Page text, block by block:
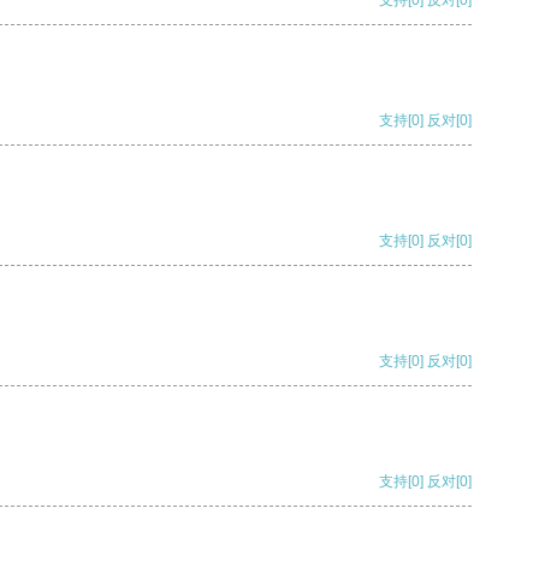
支持[0] 反对[0]
支持[0] 反对[0]
支持[0] 反对[0]
支持[0] 反对[0]